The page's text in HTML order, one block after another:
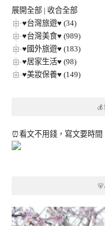
展開全部 | 收合全部
♥台灣旅遊♥ (34)
♥台灣美食♥ (989)
♥國外旅遊♥ (183)
♥居家生活♥ (98)
♥美妝保養♥ (149)
💰
⏰看文不用錢，寫文要時間